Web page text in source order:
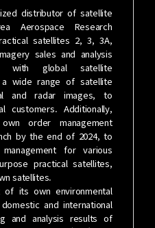
distributor of satellite
Aerospace Research
satellites 2, 3, 3A,
sales and analysis
with global satellite
a wide range of satellite
and radar images, to
customers. Additionally,
order management
by the end of 2024, to
for various
practical satellites,
satellites.
of its own environmental
and international
and analysis results of